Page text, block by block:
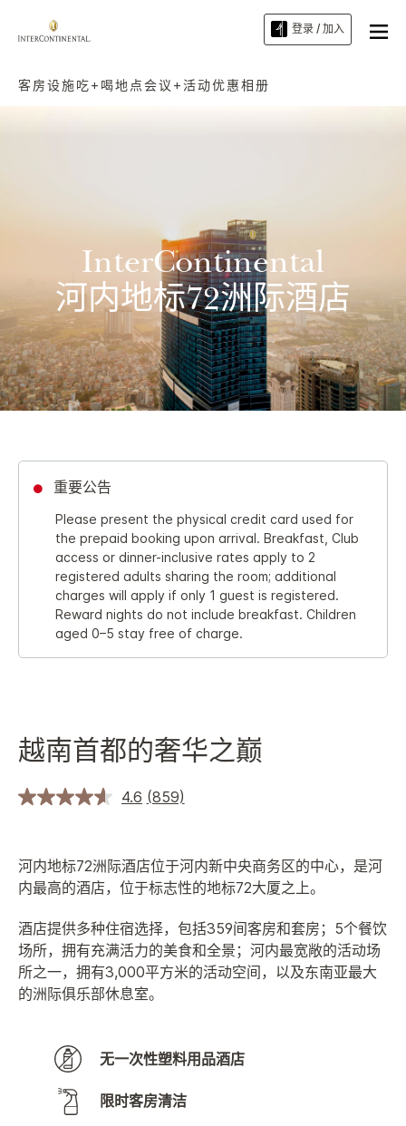
登录 / 加入
客房设施吃+喝地点会议+活动优惠相册
InterContinental
河内地标72洲际酒店
重要公告
Please present the physical credit card used for
the prepaid booking upon arrival. Breakfast, Club
access or dinner-inclusive rates apply to 2
registered adults sharing the room; additional
charges will apply if only 1 guest is registered.
Reward nights do not include breakfast. Children
aged 0–5 stay free of charge.
越南首都的奢华之巅
4.6 (859)
河内地标72洲际酒店位于河内新中央商务区的中心，是河
内最高的酒店，位于标志性的地标72大厦之上。
酒店提供多种住宿选择，包括359间客房和套房；5个餐饮
场所，拥有充满活力的美食和全景；河内最宽敞的活动场
所之一，拥有3,000平方米的活动空间，以及东南亚最大
的洲际俱乐部休息室。
无一次性塑料用品酒店
限时客房清洁